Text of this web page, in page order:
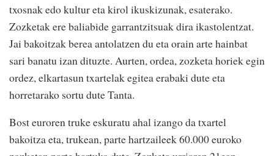
txosnak edo kultur eta kirol ikuskizunak, esaterako.
Zozketak ere baliabide garrantzitsuak dira ikastolentzat.
Jai bakoitzak berea antolatzen du eta orain arte hainbat
sari banatu izan dituzte. Aurten, ordea, zozketa horiek egin
ordez, elkartasun txartelak egitea erabaki dute eta
horretarako sortu dute Tanta.
Bost euroren truke eskuratu ahal izango da txartel
bakoitza eta, trukean, parte hartzaileek 60.000 euroko